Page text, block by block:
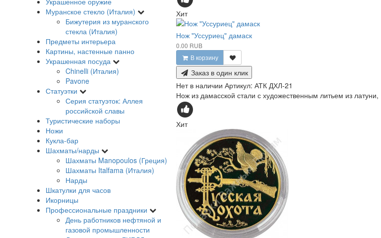
Муранское стекло (Италия)
Бижутерия из муранского
стекла (Италия)
Предметы интерьера
Картины, настенные панно
Украшенная посуда
Chinelli (Италия)
Pavone
Статуэтки
Серия статуэток: Аллея
российской славы
Туристические наборы
Ножи
Кукла-бар
Шахматы/нарды
Шахматы Manopoulos (Греция)
Шахматы Italfama (Италия)
Нарды
Шкатулки для часов
Икорницы
Профессиональные праздники
День работников нефтяной и
газовой промышленности
Хит
Нож "Уссуриец" дамаск
0.00 RUB
В корзину
Заказ в один клик
Нет в наличии Артикул: АТК ДХЛ-21
Нож из дамасской стали с художественным литьем из
Хит